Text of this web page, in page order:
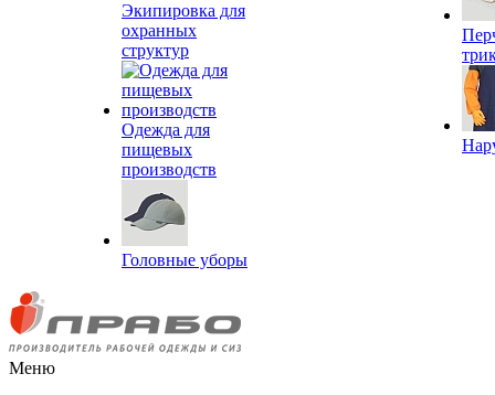
Экипировка для
охранных
структур
Одежда для
пищевых
производств
Головные уборы
Меню